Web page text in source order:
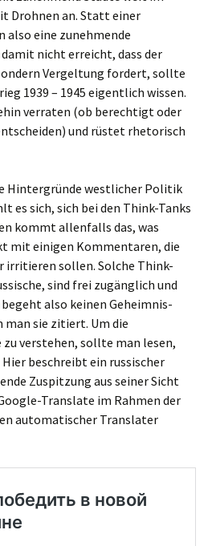
Drohnen an. Statt einer
also eine zunehmende
nicht erreicht, dass der
Vergeltung fordert, sollte
1939 – 1945 eigentlich wissen.
verraten (ob berechtigt oder
und rüstet rhetorisch
Hintergründe westlicher Politik
es sich, sich bei den Think-Tanks
kommt allenfalls das, was
mit einigen Kommentaren, die
irritieren sollen. Solche Think-
sind frei zugänglich und
also keinen Geheimnis-
man sie zitiert. Um die
verstehen, sollte man lesen,
beschreibt ein russischer
Zuspitzung aus seiner Sicht
Translate im Rahmen der
automatischer Translater